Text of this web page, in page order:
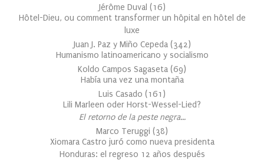
Jérôme Duval (16)
Hôtel-Dieu, ou comment transformer un hôpital en hôtel de
luxe
Juan J. Paz y Miño Cepeda (342)
Humanismo latinoamericano y socialismo
Koldo Campos Sagaseta (69)
Había una vez una montaña
Luis Casado (161 )
Lili Marleen oder Horst-Wessel-Lied?
El retorno de la peste negra…
Marco Teruggi (38)
Xiomara Castro juró como nueva presidenta
Honduras: el regreso 12 años después